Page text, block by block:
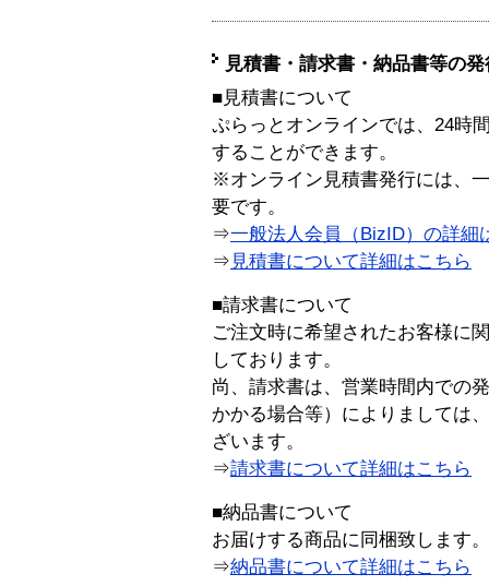
見積書・請求書・納品書等の
■見積書について
ぷらっとオンラインでは、24時
することができます。
※オンライン見積書発行には、
要です。
⇒一般法人会員（BizID）の詳細
⇒ 見積書について詳細はこちら
■請求書について
ご注文時に希望されたお客様に
しております。
尚、請求書は、営業時間内での
かかる場合等）によりましては
ざいます。
⇒請求書について詳細はこちら
■納品書について
お届けする商品に同梱致します。
⇒納品書について詳細はこちら